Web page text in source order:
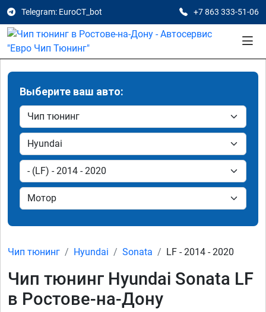
Telegram: EuroCT_bot +7 863 333-51-06
Выберите ваш авто:
Чип тюнинг Hyundai Sonata LF - 2014 - 2020
Чип тюнинг Hyundai Sonata LF
в Ростове-на-Дону